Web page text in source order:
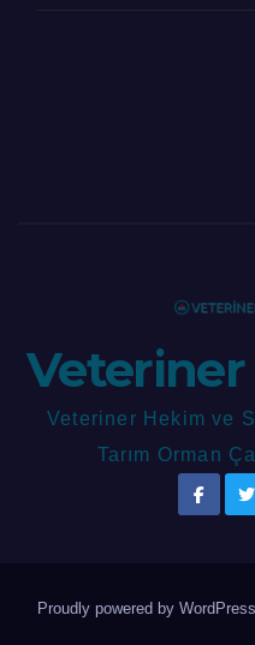
Veteriner
Veteriner Hekim ve
Tarım Orman
Proudly powered by WordPress